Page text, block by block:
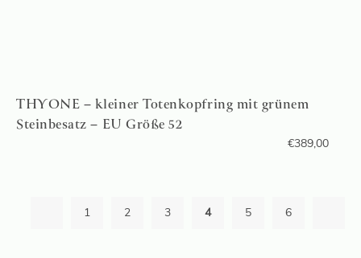
THYONE – kleiner Totenkopfring mit grünem
Steinbesatz – EU Größe 52
€389,00
1 2 3 4 5 6